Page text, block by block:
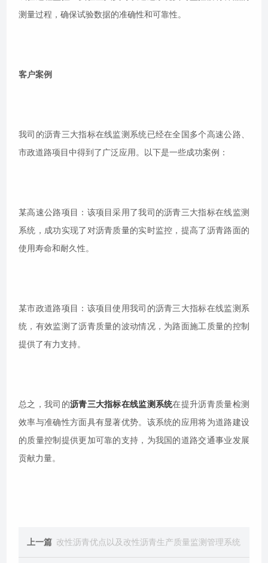
测量过程，确保试验数据的准确性和可靠性。
客户案例
我司的沥青三大指标在线监测系统已经在全国多个高速公路、
市政道路项目中得到了广泛应用。以下是一些成功案例：
某高速公路项目：该项目采用了我司的沥青三大指标在线监测
系统，成功实现了对沥青质量的实时监控，提高了沥青路面的
使用寿命和耐久性。
某市政道路项目：该项目使用我司的沥青三大指标在线监测系
统，有效监测了沥青质量的波动情况，为路面施工质量的控制
提供了有力支持。
总之，我司的沥青三大指标在线监测系统在提升沥青质量检测
效率与准确性方面具有显著优势。该系统的应用将为道路建设
的质量控制提供更加可靠的支持，为我国的道路交通事业发展
贡献力量。
上一篇 改性沥青优点以及改性沥青生产质量监测管理系统